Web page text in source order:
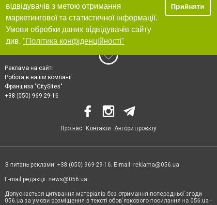
відвідувачів з метою отримання
маркетингової та статистичної інформації.
Умови обробки даних відвідувачів сайту
див. "Політика конфіденційності"
Прийняти
Реклама на сайті
Робота в нашій компанії
Франшиза "CitySites"
+38 (050) 969-29-16
Про нас Контакти Автори проєкту
З питань реклами: +38 (050) 969-29-16. E-mail: reklama@056.ua
E-mail редакції: news@056.ua
Допускається цитування матеріалів без отримання попередньої згоди
056.ua за умови розміщення в тексті обов'язкового посилання на 056.ua -